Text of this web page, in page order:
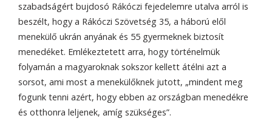
szabadságért bujdosó Rákóczi fejedelemre utalva arról is
beszélt, hogy a Rákóczi Szövetség 35, a háború elől
menekülő ukrán anyának és 55 gyermeknek biztosít
menedéket. Emlékeztetett arra, hogy történelmük
folyamán a magyaroknak sokszor kellett átélni azt a
sorsot, ami most a menekülőknek jutott, „mindent meg
fogunk tenni azért, hogy ebben az országban menedékre
és otthonra leljenek, amíg szükséges”.